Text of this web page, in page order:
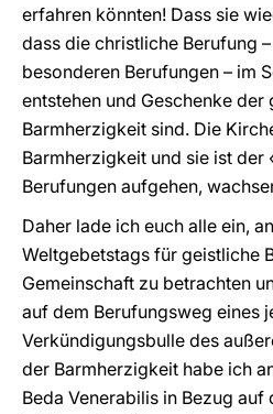
erfahren könnten! Dass sie
dass die christliche Berufung
besonderen Berufungen – im
entstehen und Geschenke der
Barmherzigkeit sind. Die
Barmherzigkeit und sie ist der
Berufungen aufgehen,
Daher lade ich euch alle ein,
Weltgebetstags für geistliche
Gemeinschaft zu betrachten
auf dem Berufungsweg eines
Verkündigungsbulle des
der Barmherzigkeit habe ich
Beda Venerabilis in Bezug auf